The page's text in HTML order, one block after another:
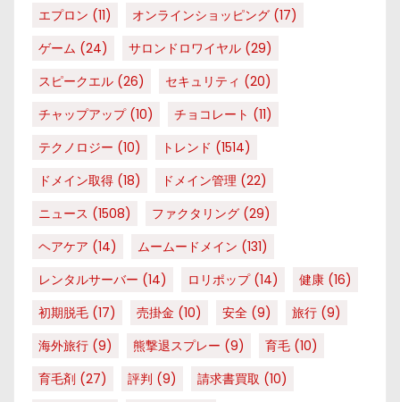
エプロン (11) オンラインショッピング (17)
ゲーム (24) サロンドロワイヤル (29)
スピークエル (26) セキュリティ (20)
チャップアップ(10) チョコレート (11)
テクノロジー (10) トレンド (1514)
ドメイン取得 (18) ドメイン管理 (22)
ニュース (1508) ファクタリング (29)
ヘアケア (14) ムームードメイン (131)
レンタルサーバー (14) ロリポップ(14) 健康 (16)
初期脱毛 (17) 売掛金 (10) 安全 (9) 旅行 (9)
海外旅行 (9) 熊撃退スプレー (9) 育毛 (10)
育毛剤 (27) 評判 (9) 請求書買取 (10)